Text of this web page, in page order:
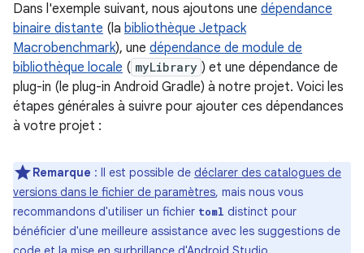
Dans l'exemple suivant, nous ajoutons une dépendance
binaire distante (la bibliothèque Jetpack
Macrobenchmark), une dépendance de module de
bibliothèque locale ( myLibrary ) et une dépendance de
plug-in (le plug-in Android Gradle) à notre projet. Voici les
étapes générales à suivre pour ajouter ces dépendances
à votre projet :
Remarque : Il est possible de déclarer des catalogues de
versions dans le fichier de paramètres, mais nous vous
recommandons d'utiliser un fichier toml distinct pour
bénéficier d'une meilleure assistance avec les suggestions de